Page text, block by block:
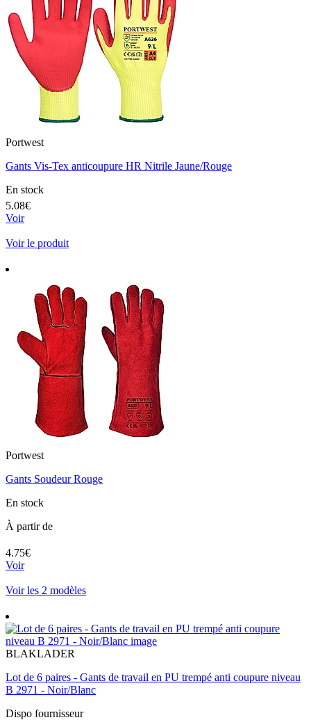
Portwest
Gants Vis-Tex anticoupure HR Nitrile Jaune/Rouge
En stock
5.08€
Voir
Voir le produit
Portwest
Gants Soudeur Rouge
En stock
À partir de
4.75€
Voir
Voir les 2 modèles
BLAKLADER
Lot de 6 paires - Gants de travail en PU trempé anti coupure niveau
B 2971 - Noir/Blanc
Dispo fournisseur